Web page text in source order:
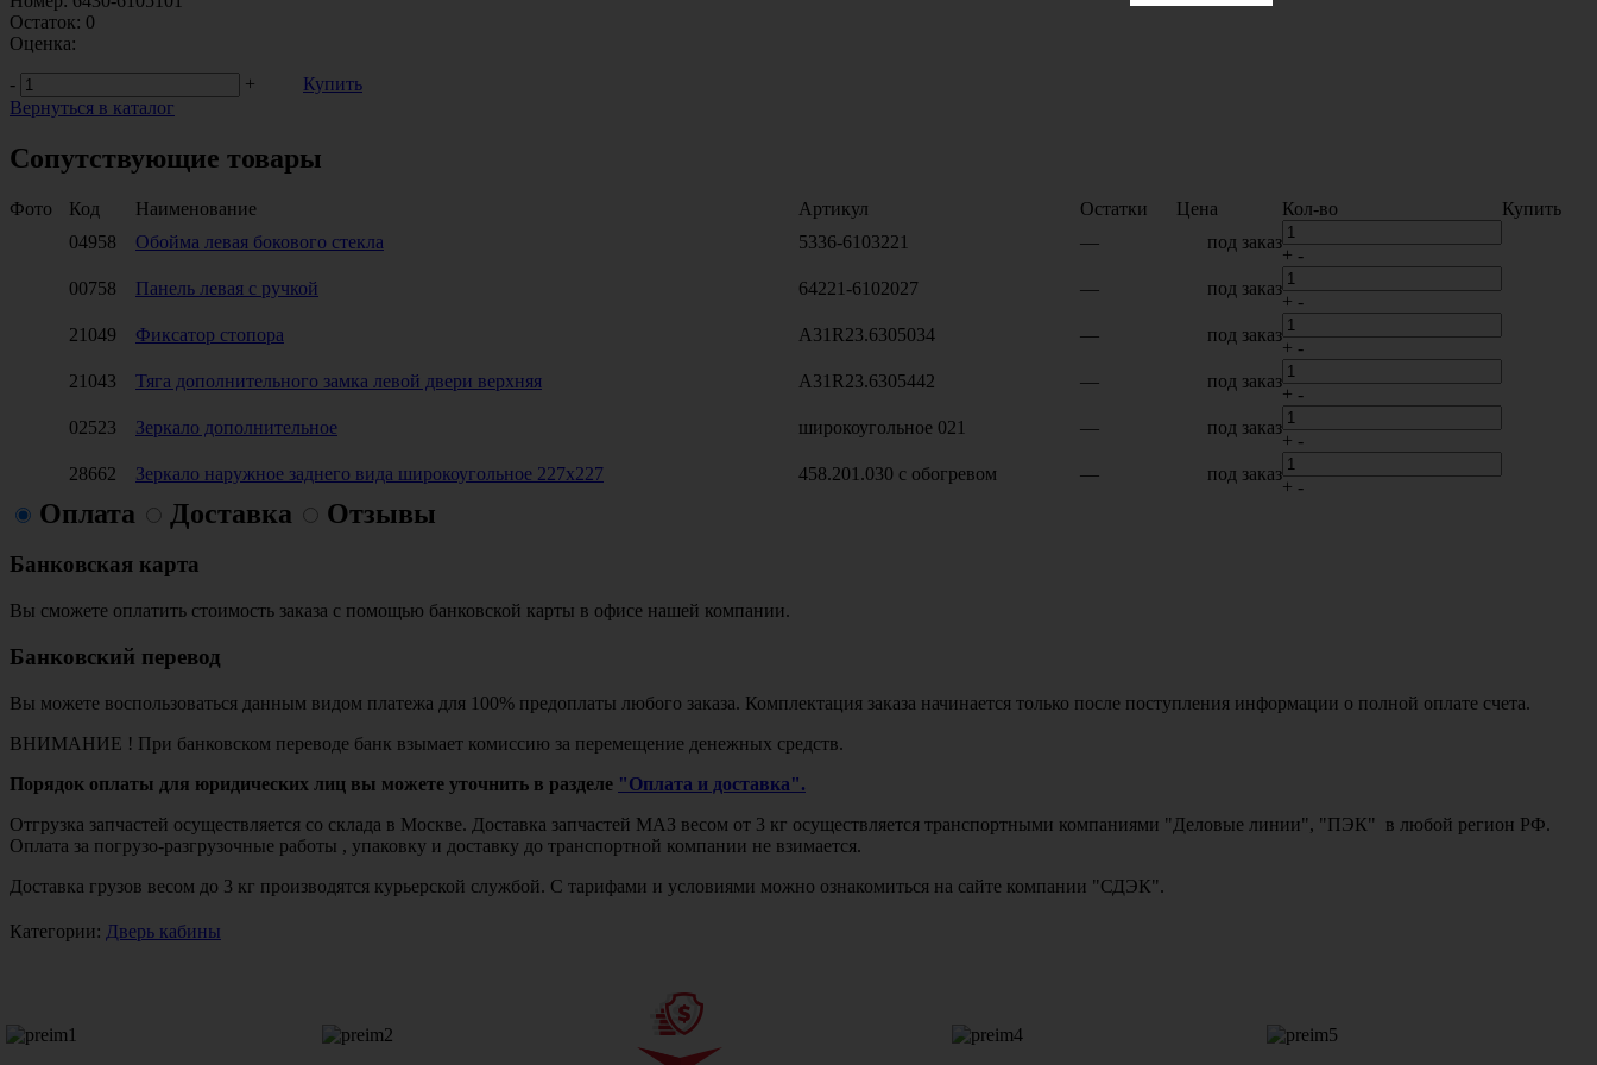
Остаток: 0
Оценка:
-
+
Купить
Вернуться в каталог
Сопутствующие товары
Фото Код Наименование Артикул Остатки Цена Кол-во
Купить
04958
Обойма левая бокового стекла 5336-6103221 — под заказ
+ -
00758
Панель левая с ручкой 64221-6102027 — под заказ
+ -
21049
Фиксатор стопора А31R23.6305034 — под заказ
+ -
21043
Тяга дополнительного замка левой двери верхняя А31R23.6305442 — под заказ
+ -
02523
Зеркало дополнительное широкоугольное 021 — под заказ
+ -
28662
Зеркало наружное заднего вида широкоугольное 227х227 458.201.030 с обогревом — под заказ
+ -
Оплата Доставка Отзывы
Банковская карта
Вы сможете оплатить стоимость заказа с помощью банковской карты в офисе нашей компании.
Банковский перевод
Вы можете воспользоваться данным видом платежа для 100% предоплаты любого заказа. Комплектация заказа начинается только после поступления информации о полной оплате счета.
ВНИМАНИЕ ! При банковском переводе банк взымает комиссию за перемещение денежных средств.
Порядок оплаты для юридических лиц вы можете уточнить в разделе "Оплата и доставка".
Отгрузка запчастей осуществляется со склада в Москве. Доставка запчастей МАЗ весом от 3 кг осуществляется транспортными компаниями "Деловые линии", "ПЭК" в любой регион РФ.
Оплата за погрузо-разгрузочные работы , упаковку и доставку до транспортной компании не взимается.
Доставка грузов весом до 3 кг производятся курьерской службой. С тарифами и условиями можно ознакомиться на сайте компании "СДЭК".
Категории: Дверь кабины